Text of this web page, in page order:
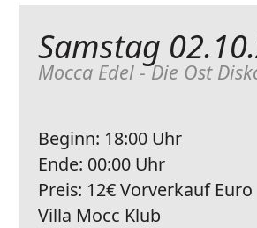
Samstag
Mocca Edel - Die Ost
Beginn: 18:00 Uhr
Ende: 00:00 Uhr
Preis: 12€ Vorverkauf Euro
Villa Mocc Klub